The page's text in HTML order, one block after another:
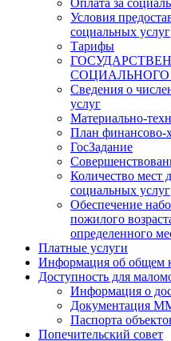
Условия
социальных услуг
Тарифы
Сведения о
услуг
Материально-
План финансово-
ГосЗадание
Количество мест
социальных услуг
Обеспечение
пожилого
определенного
Платные услуги
Информация об общем
Доступность для
Информация о
Документация
Паспорта
Попечительский совет